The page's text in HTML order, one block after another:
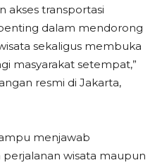
akses transportasi
dalam mendorong
sekaligus membuka
masyarakat setempat,”
resmi di Jakarta,
menjawab
wisata maupun